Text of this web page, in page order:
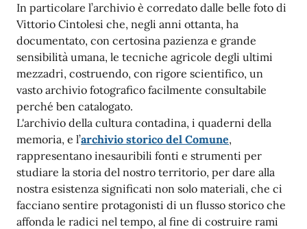
In particolare l’archivio è corredato dalle belle foto di
Vittorio Cintolesi che, negli anni ottanta, ha
documentato, con certosina pazienza e grande
sensibilità umana, le tecniche agricole degli ultimi
mezzadri, costruendo, con rigore scientifico, un
vasto archivio fotografico facilmente consultabile
perché ben catalogato.
L'archivio della cultura contadina, i quaderni della
memoria, e l’archivio storico del Comune,
rappresentano inesauribili fonti e strumenti per
studiare la storia del nostro territorio, per dare alla
nostra esistenza significati non solo materiali, che ci
facciano sentire protagonisti di un flusso storico che
affonda le radici nel tempo, al fine di costruire rami